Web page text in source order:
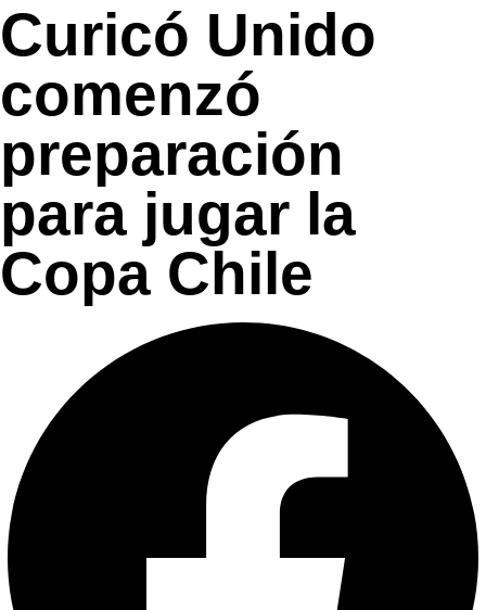
Curicó Unido
comenzó
preparación
para jugar la
Copa Chile